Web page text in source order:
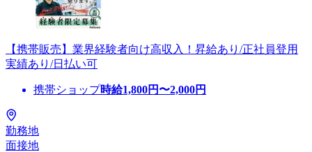
【携帯販売】業界経験者向け高収入！昇給あり/正社員登用
実績あり/日払い可
携帯ショップ時給1,800円〜2,000円
勤務地
面接地